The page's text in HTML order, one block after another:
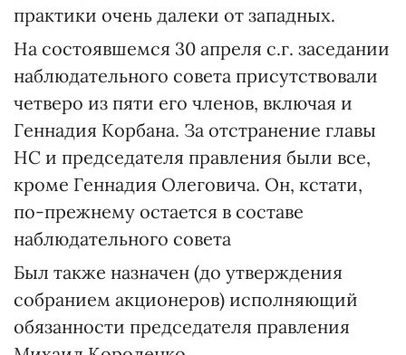
практики очень далеки от западных.
На состоявшемся 30 апреля с.г. заседании
наблюдательного совета присутствовали
четверо из пяти его членов, включая и
Геннадия Корбана. За отстранение главы
НС и председателя правления были все,
кроме Геннадия Олеговича. Он, кстати,
по-прежнему остается в составе
наблюдательного совета
Был также назначен (до утверждения
собранием акционеров) исполняющий
обязанности председателя правления